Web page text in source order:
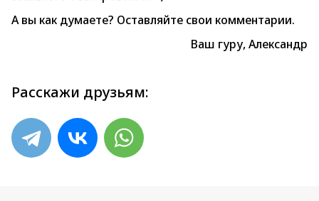
А вы как думаете? Оставляйте свои комментарии.
Ваш гуру, Александр
Расскажи друзьям: